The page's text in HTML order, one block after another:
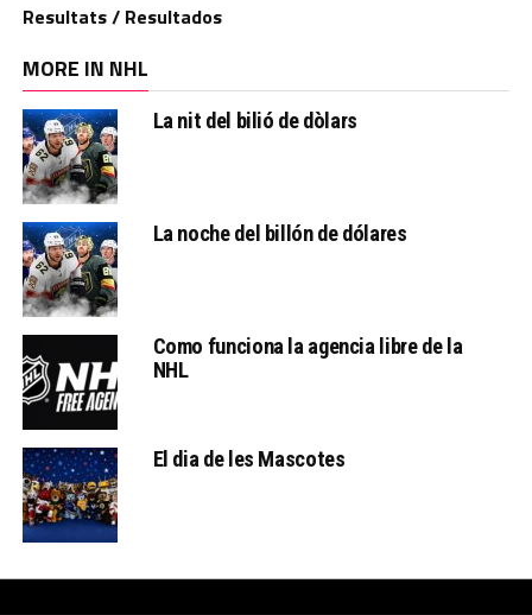
Resultats / Resultados
MORE IN NHL
La nit del bilió de dòlars
La noche del billón de dólares
Como funciona la agencia libre de la
NHL
El dia de les Mascotes